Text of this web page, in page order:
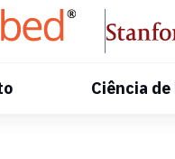
Ciência de